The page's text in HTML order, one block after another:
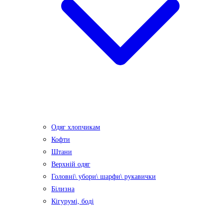
Одяг хлопчикам
Кофти
Штани
Верхній одяг
Головні\ убори\ шарфи\ рукавички
Білизна
Кігурумі, боді